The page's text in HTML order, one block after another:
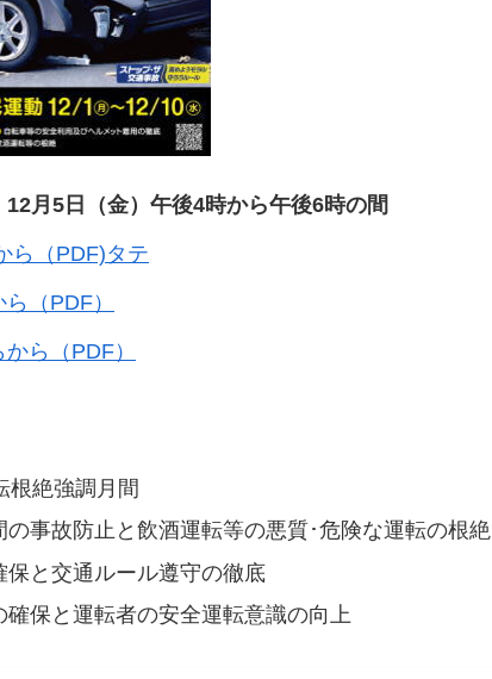
月5日（金）午後4時から午後6時の間
ら（PDF)タテ
（PDF）
ら（PDF）
根絶強調月間
の事故防止と飲酒運転等の悪質･危険な運転の根絶
保と交通ルール遵守の徹底
確保と運転者の安全運転意識の向上